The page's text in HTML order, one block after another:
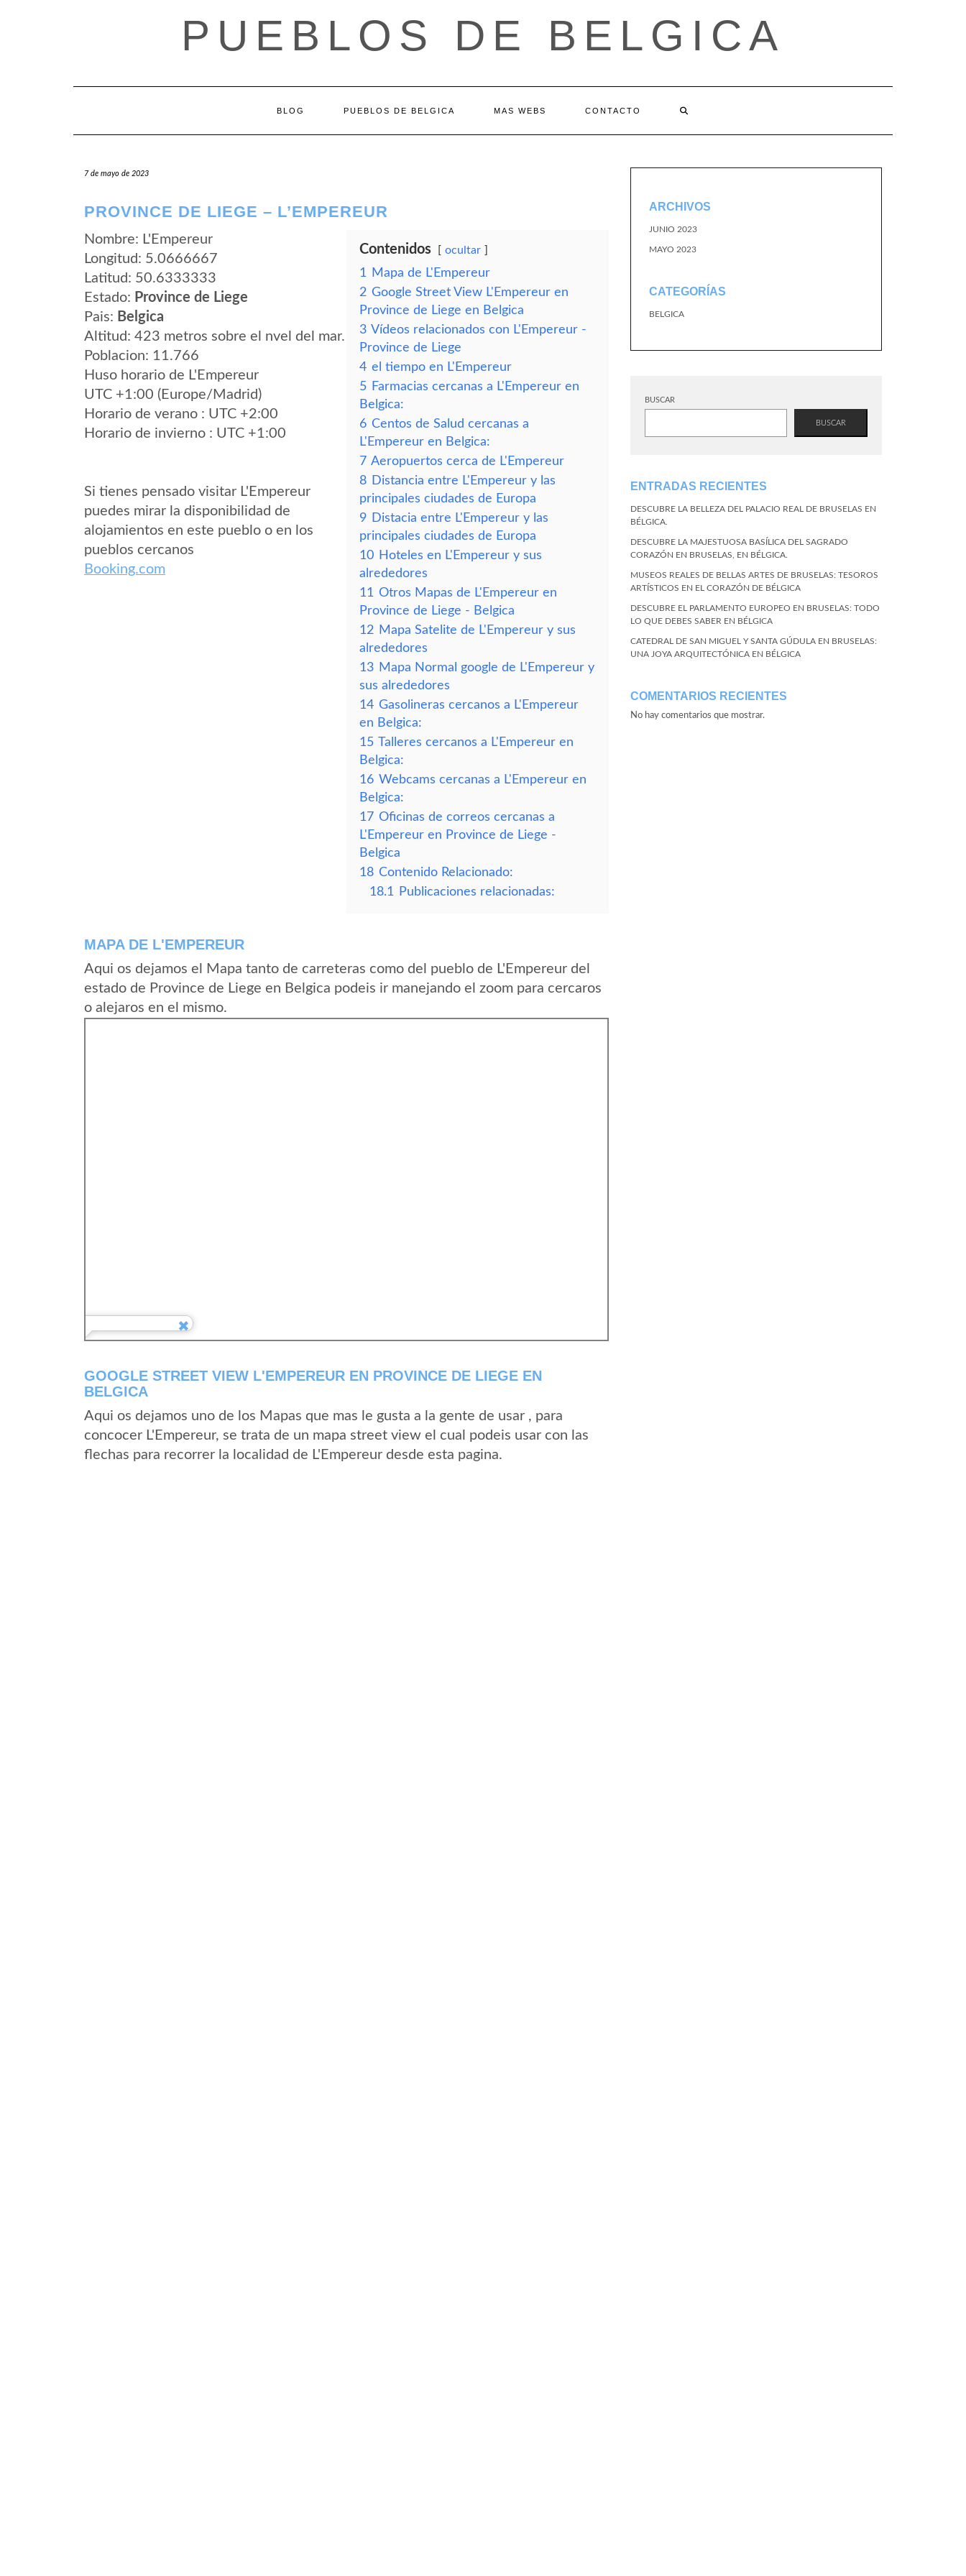
PUEBLOS DE BELGICA
BLOG PUEBLOS DE BELGICA MAS WEBS CONTACTO
7 de mayo de 2023
PROVINCE DE LIEGE – L’EMPEREUR
Nombre: L'Empereur
Longitud: 5.0666667
Latitud: 50.6333333
Estado: Province de Liege
Pais: Belgica
Altitud: 423 metros sobre el nvel del mar.
Poblacion: 11.766
Huso horario de L'Empereur
UTC +1:00 (Europe/Madrid)
Horario de verano : UTC +2:00
Horario de invierno : UTC +1:00
Si tienes pensado visitar L'Empereur
puedes mirar la disponibilidad de
alojamientos en este pueblo o en los
pueblos cercanos
Booking.com
Contenidos ocultar
1
Mapa de L'Empereur
2 Google Street View L'Empereur en
Province de Liege en Belgica
3 Vídeos relacionados con L'Empereur -
Province de Liege
4 el tiempo en L'Empereur
5 Farmacias cercanas a L'Empereur en
Belgica:
6 Centos de Salud cercanas a
L'Empereur en Belgica:
7 Aeropuertos cerca de L'Empereur
8 Distancia entre L'Empereur y las
principales ciudades de Europa
9 Distacia entre L'Empereur y las
principales ciudades de Europa
10 Hoteles en L'Empereur y sus
alrededores
11 Otros Mapas de L'Empereur en
Province de Liege - Belgica
12 Mapa Satelite de L'Empereur y sus
alrededores
13 Mapa Normal google de L'Empereur y
sus alrededores
14 Gasolineras cercanos a L'Empereur
en Belgica:
15 Talleres cercanos a L'Empereur en
Belgica:
16 Webcams cercanas a L'Empereur en
Belgica:
17 Oficinas de correos cercanas a
L'Empereur en Province de Liege -
Belgica
18 Contenido Relacionado:
18.1
Publicaciones relacionadas:
MAPA DE L'EMPEREUR
Aqui os dejamos el Mapa tanto de carreteras como del pueblo de L'Empereur del
estado de Province de Liege en Belgica podeis ir manejando el zoom para cercaros
o alejaros en el mismo.
GOOGLE STREET VIEW L'EMPEREUR EN PROVINCE DE LIEGE EN
BELGICA
Aqui os dejamos uno de los Mapas que mas le gusta a la gente de usar , para
concocer L'Empereur, se trata de un mapa street view el cual podeis usar con las
flechas para recorrer la localidad de L'Empereur desde esta pagina.
ARCHIVOS
JUNIO 2023
MAYO 2023
CATEGORÍAS
BELGICA
BUSCAR
BUSCAR
ENTRADAS RECIENTES
DESCUBRE LA BELLEZA DEL PALACIO REAL DE BRUSELAS EN
BÉLGICA.
DESCUBRE LA MAJESTUOSA BASÍLICA DEL SAGRADO
CORAZÓN EN BRUSELAS, EN BÉLGICA.
MUSEOS REALES DE BELLAS ARTES DE BRUSELAS: TESOROS
ARTÍSTICOS EN EL CORAZÓN DE BÉLGICA
DESCUBRE EL PARLAMENTO EUROPEO EN BRUSELAS: TODO
LO QUE DEBES SABER EN BÉLGICA
CATEDRAL DE SAN MIGUEL Y SANTA GÚDULA EN BRUSELAS:
UNA JOYA ARQUITECTÓNICA EN BÉLGICA
COMENTARIOS RECIENTES
No hay comentarios que mostrar.